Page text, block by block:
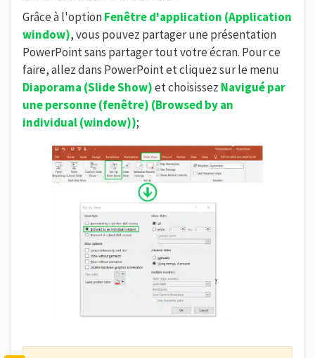
Grâce à l'optionFenêtre d'application (Application
window), vous pouvez partager une présentation
PowerPoint sans partager tout votre écran. Pour ce
faire, allez dans PowerPoint et cliquez sur le menu
Diaporama (Slide Show)et choisissez Navigué par
une personne (fenêtre) (Browsed by an
individual(window));